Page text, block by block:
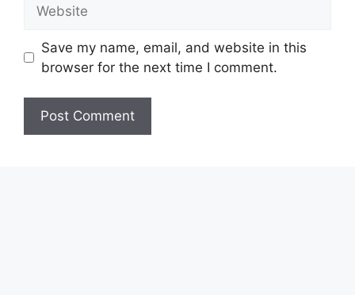
Save my name, email, and website in this
browser for the next time I comment.